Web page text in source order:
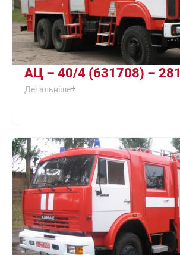
АЦ – 40/4 (631708) – 281
Детальніше